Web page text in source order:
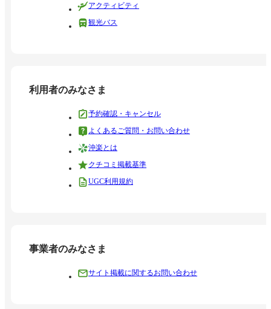
アクティビティ
観光バス
利用者のみなさま
予約確認・キャンセル
よくあるご質問・お問い合わせ
沖楽とは
クチコミ掲載基準
UGC利用規約
事業者のみなさま
サイト掲載に関するお問い合わせ